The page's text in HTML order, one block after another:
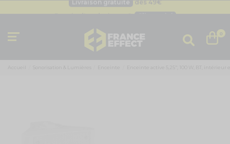
Besoin d'un devis pro ?
0
Accueil Sonorisation & Lumières Enceinte Enceinte active 5,25", 100 W, BT,